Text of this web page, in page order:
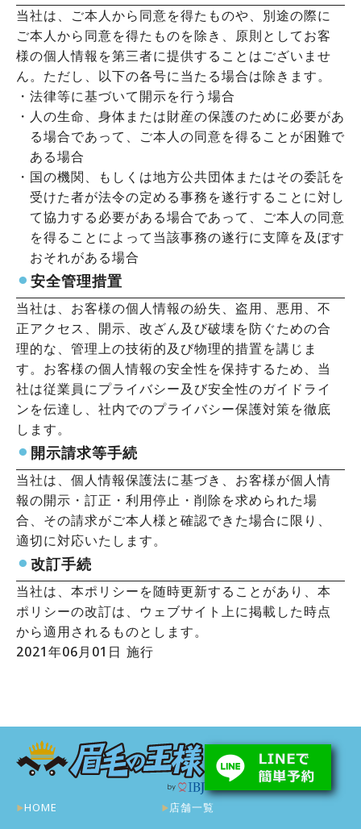
当社は、ご本人から同意を得たものや、別途の際に
ご本人から同意を得たものを除き、原則としてお客
様の個人情報を第三者に提供することはございませ
ん。ただし、以下の各号に当たる場合は除きます。
・ 法律等に基づいて開示を行う場合
・ 人の生命、身体または財産の保護のために必要があ
る場合であって、ご本人の同意を得ることが困難で
ある場合
・ 国の機関、もしくは地方公共団体またはその委託を
受けた者が法令の定める事務を遂行することに対し
て協力する必要がある場合であって、ご本人の同意
を得ることによって当該事務の遂行に支障を及ぼす
おそれがある場合
⚫︎ 安全管理措置
当社は、お客様の個人情報の紛失、盗用、悪用、不
正アクセス、開示、改ざん及び破壊を防ぐための合
理的な、管理上の技術的及び物理的措置を講じま
す。お客様の個人情報の安全性を保持するため、当
社は従業員にプライバシー及び安全性のガイドライ
ンを伝達し、社内でのプライバシー保護対策を徹底
します。
⚫︎ 開示請求等手続
当社は、個人情報保護法に基づき、お客様が個人情
報の開示・訂正・利用停止・削除を求められた場
合、その請求がご本人様と確認できた場合に限り、
適切に対応いたします。
⚫︎ 改訂手続
当社は、本ポリシーを随時更新することがあり、本
ポリシーの改訂は、ウェブサイト上に掲載した時点
から適用されるものとします。
2021年06月01日 施行
HOME
店舗一覧